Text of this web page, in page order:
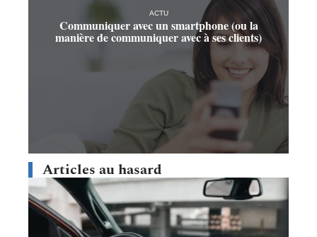
ACTU
Communiquer avec un smartphone (ou la
manière de communiquer avec à ses clients)
Articles au hasard